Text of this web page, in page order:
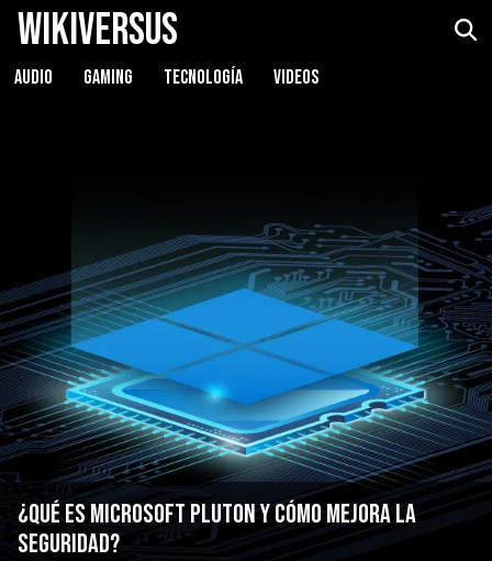
WikiVersus
AUDIO GAMING TECNOLOGÍA VIDEOS
¿Qué es Microsoft Pluton y cómo mejora la
seguridad?